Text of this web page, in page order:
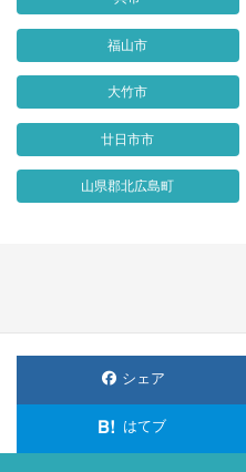
福山市
大竹市
廿日市市
山県郡北広島町
シェア
はてブ